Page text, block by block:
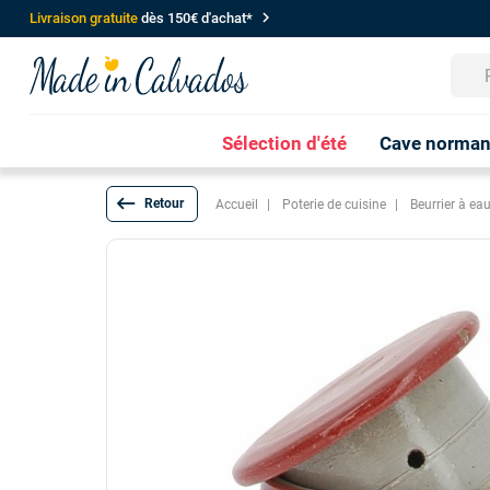
Livraison gratuitedès 150€ d'achat* chevron_right
Sélection d'été Cave
keyboard_backspace Accueil Poterie de cuisine Beurrier à